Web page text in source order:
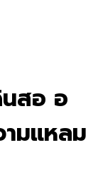
นสอ อ
ามแหลม